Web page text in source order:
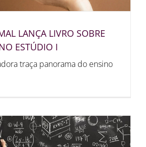
LANÇA LIVRO SOBRE
ESTÚDIO I
traça panorama do ensino